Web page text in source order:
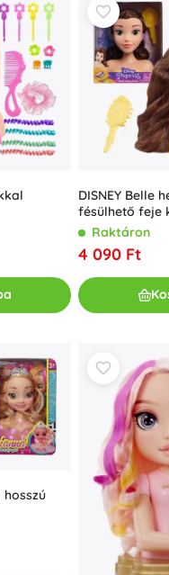
DISNEY Belle
fésülhető feje
Raktáron
4 090 Ft